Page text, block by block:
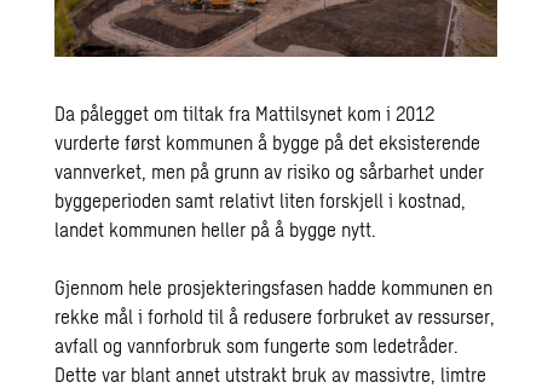
Da pålegget om tiltak fra Mattilsynet kom i 2012
vurderte først kommunen å bygge på det eksisterende
vannverket, men på grunn av risiko og sårbarhet under
byggeperioden samt relativt liten forskjell i kostnad,
landet kommunen heller på å bygge nytt.
Gjennom hele prosjekteringsfasen hadde kommunen en
rekke mål i forhold til å redusere forbruket av ressurser,
avfall og vannforbruk som fungerte som ledetråder.
Dette var blant annet utstrakt bruk av massivtre, limtre